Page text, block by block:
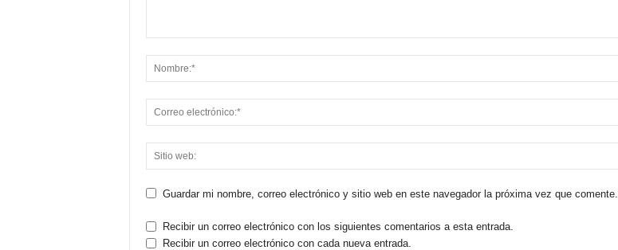
Guardar mi nombre, correo electrónico y sitio web en este navegador la próxima vez que comente.
Recibir un correo electrónico con los siguientes comentarios a esta entrada.
Recibir un correo electrónico con cada nueva entrada.